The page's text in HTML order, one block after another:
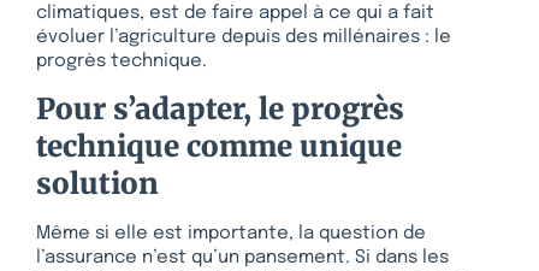
climatiques, est de faire appel à ce qui a fait
évoluer l’agriculture depuis des millénaires : le
progrès technique.
Pour s’adapter, le progrès
technique comme unique
solution
Même si elle est importante, la question de
l’assurance n’est qu’un pansement. Si dans les